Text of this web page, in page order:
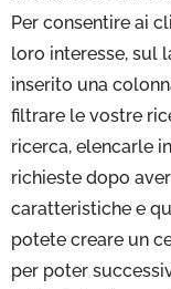
Per consentire ai
loro interesse, sul
inserito una
filtrare le vostre
ricerca, elencarle
richieste dopo
caratteristiche e
potete creare un
per poter